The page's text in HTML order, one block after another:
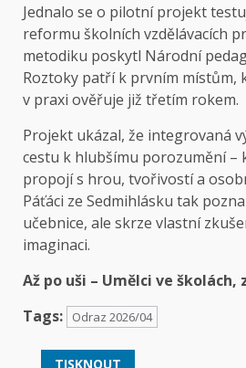
Jednalo se o pilotní projekt
reformu školních vzdělávacích
metodiku poskytl Národní
Roztoky patří k prvním místům,
v praxi ověřuje již třetím rokem.
Projekt ukázal, že integrovaná
cestu k hlubšímu porozumění –
propojí s hrou, tvořivostí a
Páťáci ze Sedmihlásku tak
učebnice, ale skrze vlastní
imaginaci.
Až po uši – Umělci ve školách,
Tags:
Odraz 2026/04
TISKNOUT